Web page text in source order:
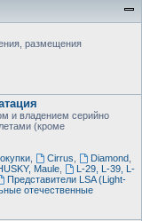
размещения
и владением серийно
(кроме
, Cirrus Diamond,
Maule,
L-29, L-39, L-
Представители LSA (Light-
отечественные